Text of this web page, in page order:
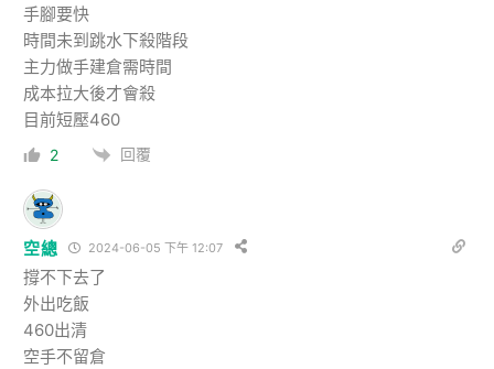
手腳要快
時間未到跳水下殺階段
主力做手建倉需時間
成本拉大後才會殺
目前短壓460
2 回覆
空總 2024-06-05 下午 12:07
撐不下去了
外出吃飯
460出清
空手不留倉